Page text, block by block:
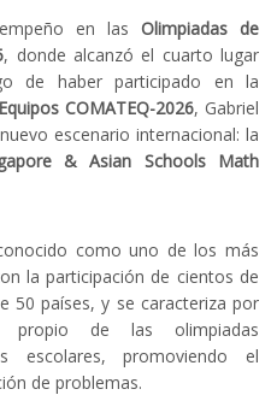
en las Olimpiadas de
, donde alcanzó el cuarto lugar
de haber participado en la
COMATEQ-2026, Gabriel
escenario internacional: la
& Asian Schools Math
como uno de los más
la participación de cientos de
50 países, y se caracteriza por
propio de las olimpiadas
escolares, promoviendo el
de problemas.